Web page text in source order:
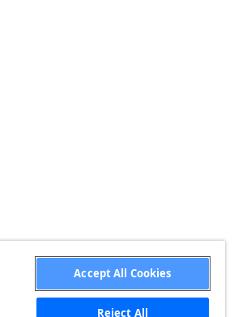
Accept All Cookies
Reject All